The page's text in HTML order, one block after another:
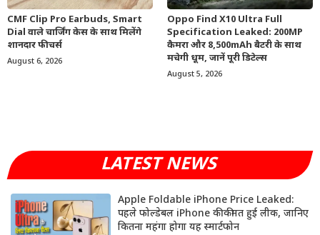
CMF Clip Pro Earbuds, Smart
Dial वाले चार्जिंग केस के साथ मिलेंगे
शानदार फीचर्स
August 6, 2026
Oppo Find X10 Ultra Full
Specification Leaked: 200MP
कैमरा और 8,500mAh बैटरी के साथ
मचेगी धूम, जानें पूरी डिटेल्स
August 5, 2026
LATEST NEWS
Apple Foldable iPhone Price Leaked:
पहले फोल्डेबल iPhone की कीमत हुई लीक, जानिए
कितना महंगा होगा यह स्मार्टफोन